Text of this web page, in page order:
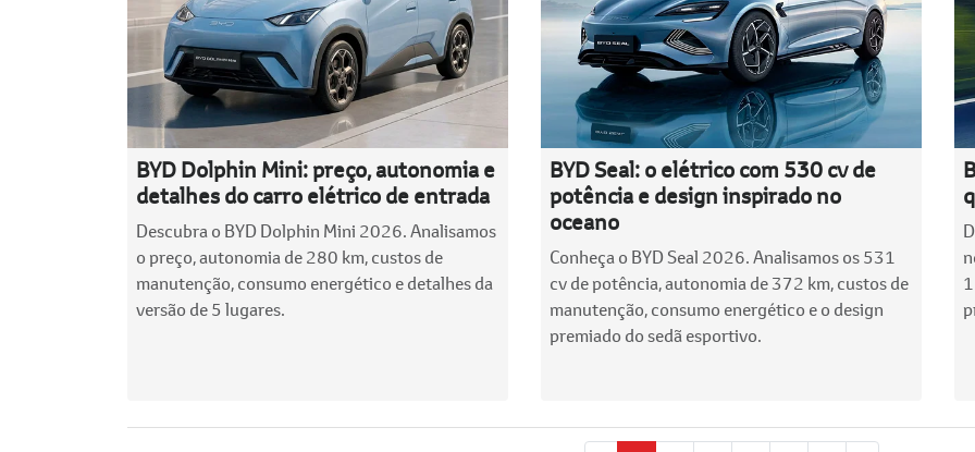
BYD Dolphin Mini: preço, autonomia e
detalhes do carro elétrico de entrada
Descubra o BYD Dolphin Mini 2026. Analisamos
o preço, autonomia de 280 km, custos de
manutenção, consumo energético e detalhes da
versão de 5 lugares.
BYD Seal: o elétrico com 530 cv de
potência e design inspirado no
oceano
Conheça o BYD Seal 2026. Analisamos os 531
cv de potência, autonomia de 372 km, custos de
manutenção, consumo energético e o design
premiado do sedã esportivo.